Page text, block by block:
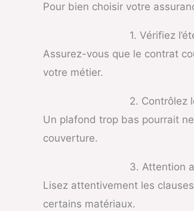
Pour bien choisir votre
1. Vérifiez
Assurez-vous que le contrat
votre métier.
2. Contrôlez
Un plafond trop bas pourrait
couverture.
3. Attention
Lisez attentivement les
certains matériaux.